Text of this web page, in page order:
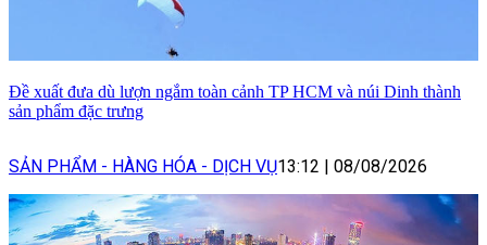
Đề xuất đưa dù lượn ngắm toàn cảnh TP HCM và núi Dinh thành
sản phẩm đặc trưng
SẢN PHẨM - HÀNG HÓA - DỊCH VỤ13:12 08/08/2026